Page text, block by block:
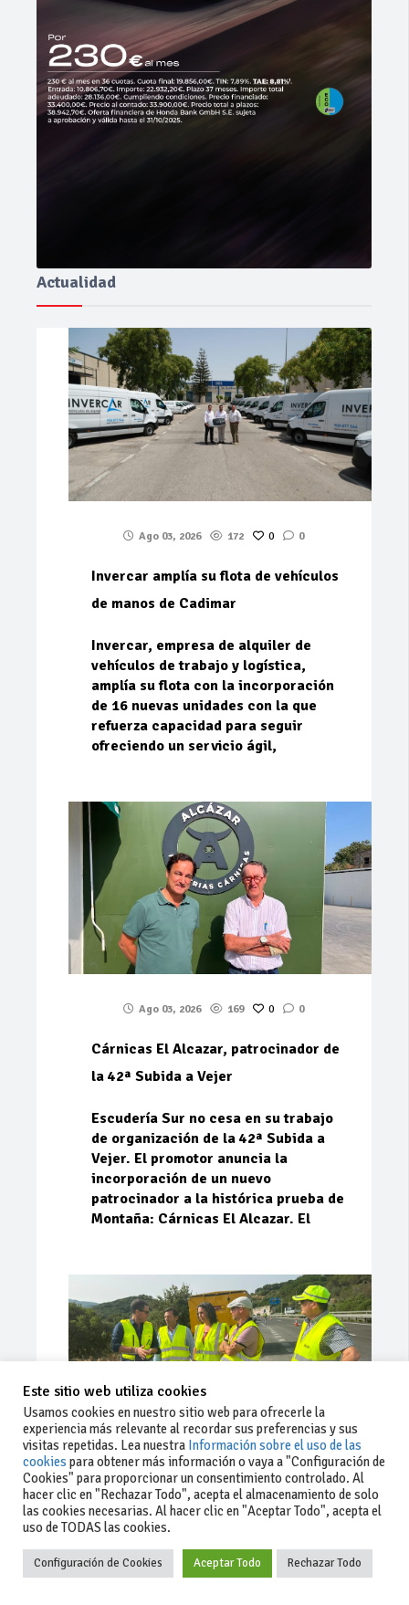
Actualidad
Ago 03, 2026 172 0 0
Invercar amplía su flota de vehículos
de manos de Cadimar
Invercar, empresa de alquiler de
vehículos de trabajo y logística,
amplía su flota con la incorporación
de 16 nuevas unidades con la que
refuerza capacidad para seguir
ofreciendo un servicio ágil,
Ago 03, 2026 169 0 0
Cárnicas El Alcazar, patrocinador de
la 42ª Subida a Vejer
Escudería Sur no cesa en su trabajo
de organización de la 42ª Subida a
Vejer. El promotor anuncia la
incorporación de un nuevo
patrocinador a la histórica prueba de
Montaña: Cárnicas El Alcazar. El
Ago 03, 2026 92 0 0
La Junta implementa mejoras en la
A381 por Los Barrios
Este sitio web utiliza cookies
Usamos cookies en nuestro sitio web para ofrecerle la
experiencia más relevante al recordar sus preferencias y sus
visitas repetidas. Lea nuestra Información sobre el uso de las
cookies para obtener más información o vaya a "Configuración de
Cookies" para proporcionar un consentimiento controlado. Al
hacer clic en "Rechazar Todo", acepta el almacenamiento de solo
las cookies necesarias. Al hacer clic en "Aceptar Todo", acepta el
uso de TODAS las cookies.
Configuración de Cookies Aceptar Todo Rechazar Todo